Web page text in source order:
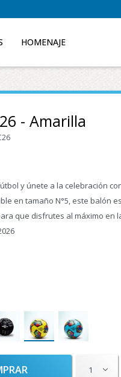
HOMENAJE
- Amarilla
y únete a la celebración
en tamaño N°5, este balón
que disfrutes al máximo en
1